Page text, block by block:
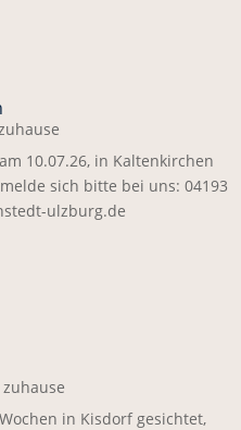
10.07.26, in Kaltenkirchen
sich bitte bei uns: 04193
ulzburg.de
in Kisdorf gesichtet,